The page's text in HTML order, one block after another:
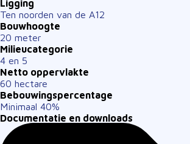
Ligging
Ten noorden van de A12
Bouwhoogte
20 meter
Milieucategorie
4 en 5
Netto oppervlakte
60 hectare
Bebouwingspercentage
Minimaal 40%
Documentatie en downloads